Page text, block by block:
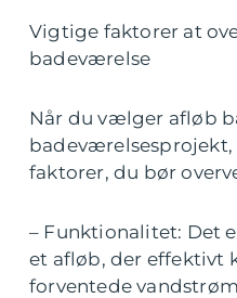
Vigtige faktorer at
badeværelse
Når du vælger afløb
faktorer, du bør
– Funktionalitet: Det
et afløb, der effektivt
forventede